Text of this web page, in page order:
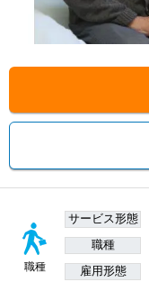
職種
サービス形態
職種
雇用形態